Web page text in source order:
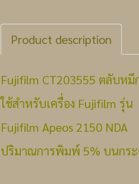
Product description
Fujifilm CT203555 ตลับหมึ
ใช้สำหรับเครื่อง Fujifilm รุ่น
Fujifilm Apeos 2150 NDA
ปริมาณการพิมพ์ 5% บนกร